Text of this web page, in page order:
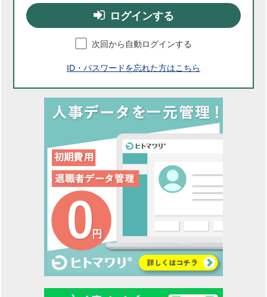
ログインする
次回から自動ログインする
ID・パスワードを忘れた方はこちら